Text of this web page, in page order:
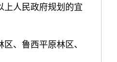
上人民政府规划的宜
、鲁西平原林区、